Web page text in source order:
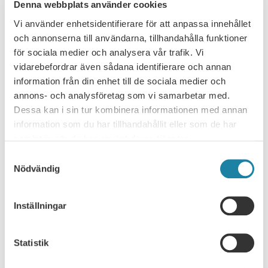
Denna webbplats använder cookies
Vi använder enhetsidentifierare för att anpassa innehållet
och annonserna till användarna, tillhandahålla funktioner
för sociala medier och analysera vår trafik. Vi
vidarebefordrar även sådana identifierare och annan
information från din enhet till de sociala medier och
annons- och analysföretag som vi samarbetar med.
Dessa kan i sin tur kombinera informationen med annan
information som du har tillhandahållit eller som de har
Nödvändig
Inställningar
Statistik
Förbundsstyrelsens motionssvar och förslag
till beslut
Propositioner till SULF:s kongress
Förbundsstyrelsens förslag till kongressen kallas
propositioner, den viktigaste av vilka är SULF:s
kongressperioden. Läs hela
Verksamhetsinriktning 2025-2027 identifierar fyra
huvudområden för den kommande kongressperioden:
Starkare medlemmar för en bättre utbildning